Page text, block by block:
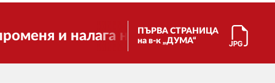
налага необходимостта от
ПЪРВА СТРАНИЦА
на в-к „ДУМА“
ОБЩЕСТВО